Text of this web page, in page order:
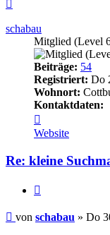
schabau
Mitglied (Level
Beiträge: 54
Registriert: Do
Wohnort:
Kontaktdaten:
von
schabau
Website
Re: kleine
Ungelesener
von schabau » Do